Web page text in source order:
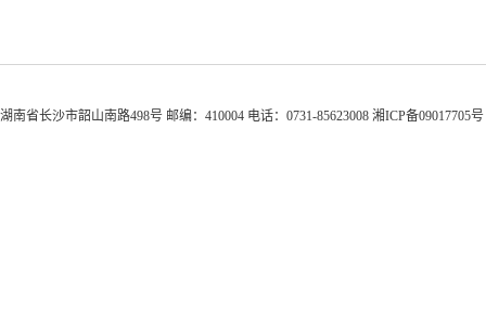
湖南省长沙市韶山南路498号 邮编：410004 电话：0731-85623008 湘ICP备09017705